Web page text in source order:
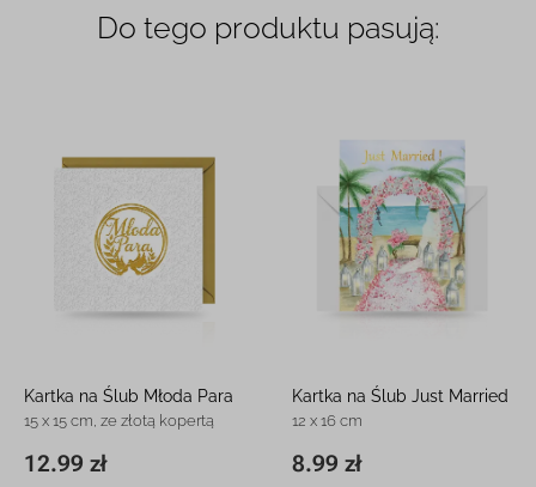
Do tego produktu pasują:
Kartka na Ślub Młoda Para
15 x 15 cm, ze złotą kopertą
12.99 zł
15 x 15 cm
Kartka na Ślub Just Married
12 x 16 cm
8.99 zł
11,8 x 16,3 cm